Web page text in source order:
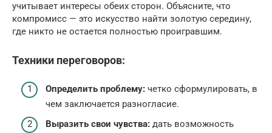
учитывает интересы обеих сторон. Объясните, что
компромисс — это искусство найти золотую середину,
где никто не остается полностью проигравшим.
Техники переговоров:
Определить проблему: четко сформулировать, в
чем заключается разногласие.
Выразить свои чувства: дать возможность